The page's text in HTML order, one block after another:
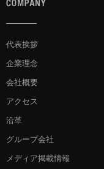
代表挨拶
企業理念
会社概要
アクセス
沿革
グループ会社
メディア掲載情報